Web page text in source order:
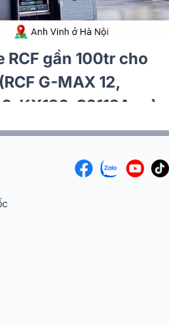
RCF gần 100tr cho
G-MAX 12,
KX190, S3118A,…)